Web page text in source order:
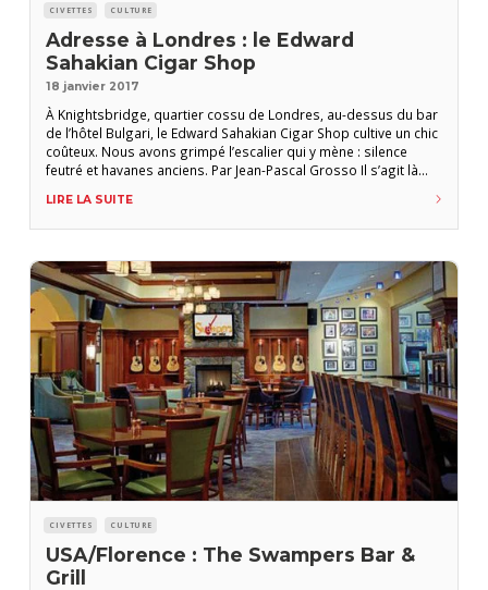
CIVETTES CULTURE
Adresse à Londres : le Edward
Sahakian Cigar Shop
18 janvier 2017
À Knightsbridge, quartier cossu de Londres, au-dessus du bar
de l’hôtel Bulgari, le Edward Sahakian Cigar Shop cultive un chic
coûteux. Nous avons grimpé l’escalier qui y mène : silence
feutré et havanes anciens. Par Jean-Pascal Grosso Il s’agit là
arrivé au bar. Tous quadragénaires accomplis ou
LIRE LA SUITE
CIVETTES CULTURE
USA/Florence : The Swampers Bar &
Grill